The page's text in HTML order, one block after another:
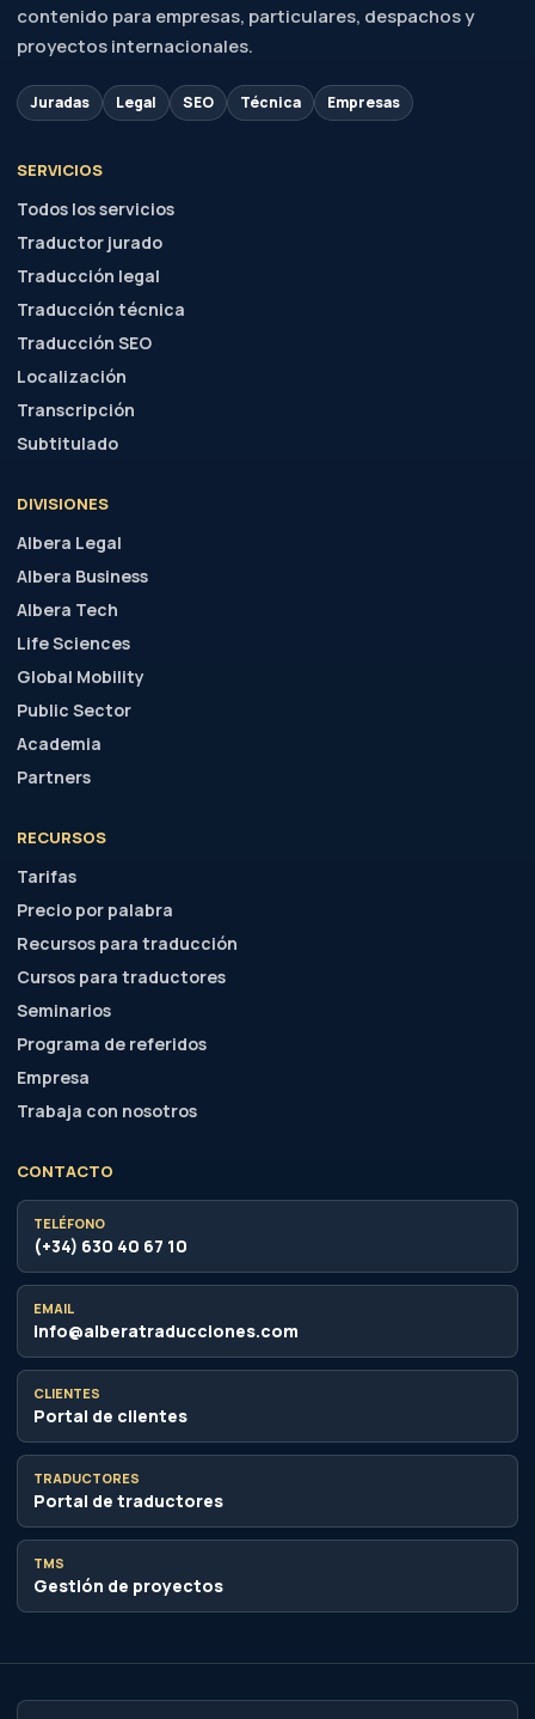
contenido para empresas, particulares, despachos y
proyectos internacionales.
Juradas Legal SEO Técnica Empresas
SERVICIOS
Todos los servicios
Traductor jurado
Traducción legal
Traducción técnica
Traducción SEO
Localización
Transcripción
Subtitulado
DIVISIONES
Albera Legal
Albera Business
Albera Tech
Life Sciences
Global Mobility
Public Sector
Academia
Partners
RECURSOS
Tarifas
Precio por palabra
Recursos para traducción
Cursos para traductores
Seminarios
Programa de referidos
Empresa
Trabaja con nosotros
CONTACTO
TELÉFONO
(+34) 630 40 67 10
EMAIL
info@alberatraducciones.com
CLIENTES
Portal de clientes
TRADUCTORES
Portal de traductores
TMS
Gestión de proyectos